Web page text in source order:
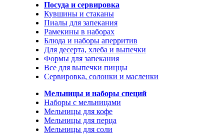
Посуда и сервировка
Кувшины и стаканы
Пиалы для запекания
Рамекины в наборах
Блюда и наборы аперритив
Для десерта, хлеба и выпечки
Формы для запекания
Все для выпечки пиццы
Сервировка, солонки и масленки
Мельницы и наборы специй
Наборы с мельницами
Мельницы для кофе
Мельницы для перца
Мельницы для соли